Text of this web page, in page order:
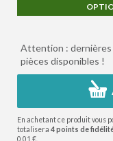
Attention : dernières
pièces disponibles !
En achetant ce produit vous
totalisera 4points de
0,01 €